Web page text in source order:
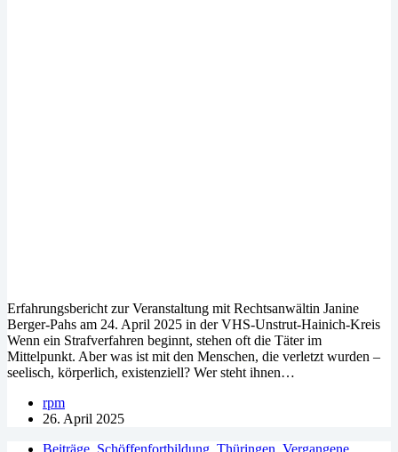
Erfahrungsbericht zur Veranstaltung mit Rechtsanwältin Janine
Berger-Pahs am 24. April 2025 in der VHS-Unstrut-Hainich-Kreis
Wenn ein Strafverfahren beginnt, stehen oft die Täter im
Mittelpunkt. Aber was ist mit den Menschen, die verletzt wurden –
seelisch, körperlich, existenziell? Wer steht ihnen…
rpm
26. April 2025
Beiträge Schöffenfortbildung Thüringen Vergangene